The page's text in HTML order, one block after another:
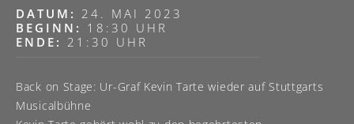
DATUM: 24. MAI 2023
BEGINN: 18:30 UHR
ENDE: 21:30 UHR
Back on Stage: Ur-Graf Kevin Tarte wieder auf Stuttgarts
Musicalbühne